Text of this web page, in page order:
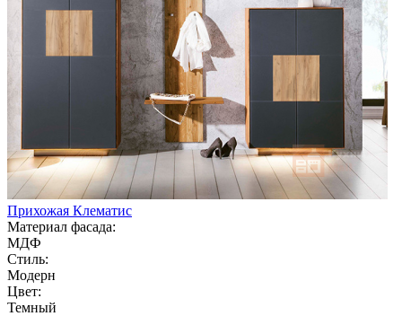
Прихожая Клематис
Материал фасада:
МДФ
Стиль:
Модерн
Цвет:
Темный